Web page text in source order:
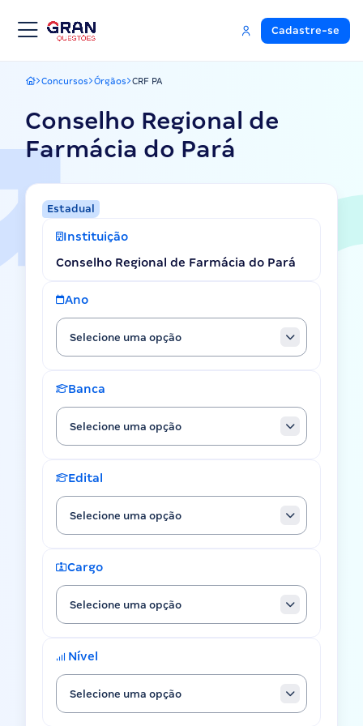
Cadastre-se
Gran Questões
Concursos Órgãos CRF PA
Conselho Regional de
Farmácia do Pará
Estadual
Instituição
Conselho Regional de Farmácia do Pará
Ano
Selecione uma opção
Banca
Selecione uma opção
Edital
Selecione uma opção
Cargo
Selecione uma opção
Nível
Selecione uma opção